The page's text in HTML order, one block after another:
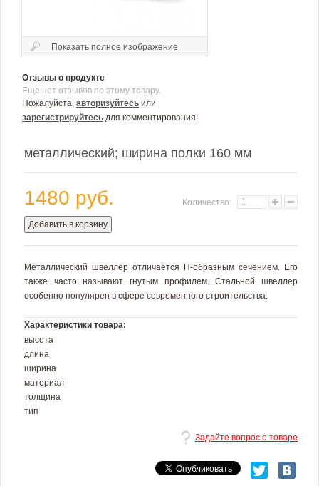
Показать полное изображение
Отзывы о продукте
Еще нет отзывов по этому товару.
Пожалуйста, авторизуйтесь или
зарегистрируйтесь для комментирования!
металлический; ширина полки 160 мм
1480 руб. Количество:
Добавить в корзину
Металлический швеллер отличается П-образным сечением. Его
также часто называют гнутым профилем. Стальной швеллер
особенно популярен в сфере современного строительства.
Характеристики товара:
высота
длина
ширина
материал
толщина
тип
Задайте вопрос о товаре